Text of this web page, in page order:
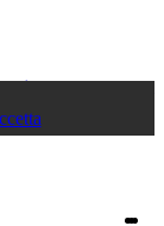
oppure registrati